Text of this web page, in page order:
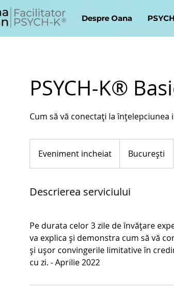
Despre Oana
PSYCH-K®
Cum să vă conectați la înțelepciunea
Eveniment incheiat București
Descrierea serviciului
Pe durata celor 3 zile de învățare
va explica și demonstra cum să vă
și ușor convingerile limitative în
cu zi. - Aprilie 2022